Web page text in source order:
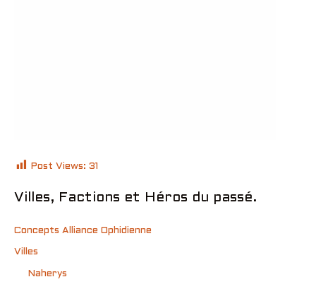
Post Views: 31
Villes, Factions et Héros du passé.
Concepts Alliance Ophidienne
Villes
Naherys